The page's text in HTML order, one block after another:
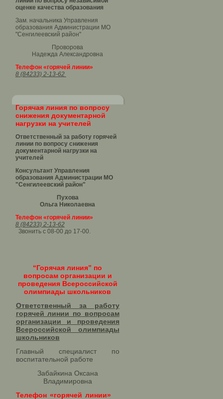
оценке качества образования
Зам. начальника Управления
образования Администрации МО
"Сенгилеевский район"
Проворова
Надежда Александровна
Телефон «горячей линии»
8 (84233) 2-13-62
Горячая линия по вопросу
снижения документарной
нагрузки на учителей
Ответственный за работу горячей
линии по вопросу снижения
документарной нагрузки на
учителей
Консультант Управления
образования Администрации МО
"Сенгилеевский район"
Пухова
Ольга Николаевна
Телефон «горячей линии»
8 (84233) 2-13-62
Звонить с 08-00 до 17-00.
“Горячая линия” по
вопросам организации и
проведения Всероссийской
олимпиады школьников
Ответственный за работу
горячей линии по вопросам
организации и проведения
Всероссийской олимпиады
школьников​
Главный специалист по
воспитательной работе
Забайкина Оксана
Владимировна
Телефон «горячей линии»